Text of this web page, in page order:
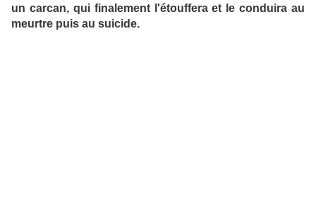
un carcan, qui finalement l'étouffera et le conduira au
meurtre puis au suicide.